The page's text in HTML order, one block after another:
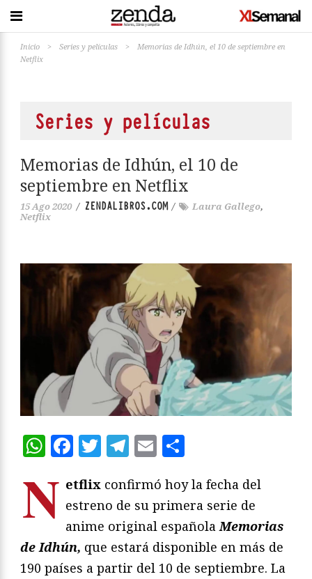
Inicio > Series y películas >
Memorias de Idhún, el 10 de septiembre en
Netflix
Series y películas
Memorias de Idhún, el 10 de
septiembre en Netflix
15 Ago 2020 / ZENDALIBROS.COM/ Laura Gallego,
Netflix
WhatsApp
Facebook
Twitter
Telegram
Email
N etflix confirmó hoy la fecha del
estreno de su primera serie de
anime original española Memorias
de Idhún, que estará disponible en más de
190 países a partir del 10 de septiembre. La